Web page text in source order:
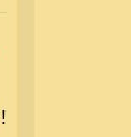
!